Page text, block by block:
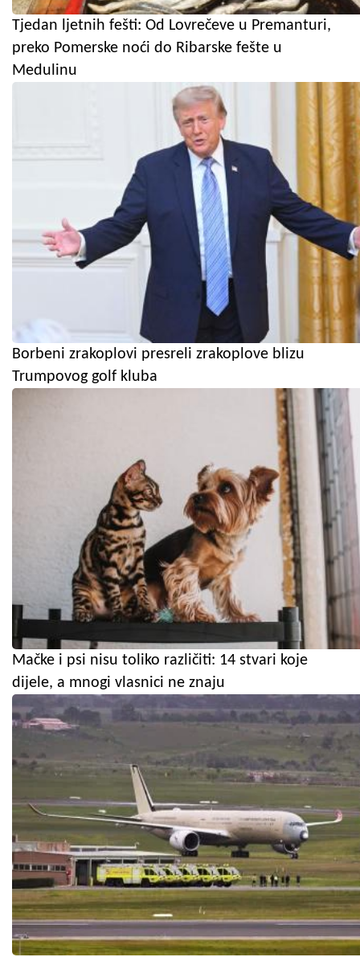
Tjedan ljetnih fešti: Od Lovrečeve u Premanturi,
preko Pomerske noći do Ribarske fešte u
Medulinu
Borbeni zrakoplovi presreli zrakoplove blizu
Trumpovog golf kluba
Mačke i psi nisu toliko različiti: 14 stvari koje
dijele, a mnogi vlasnici ne znaju